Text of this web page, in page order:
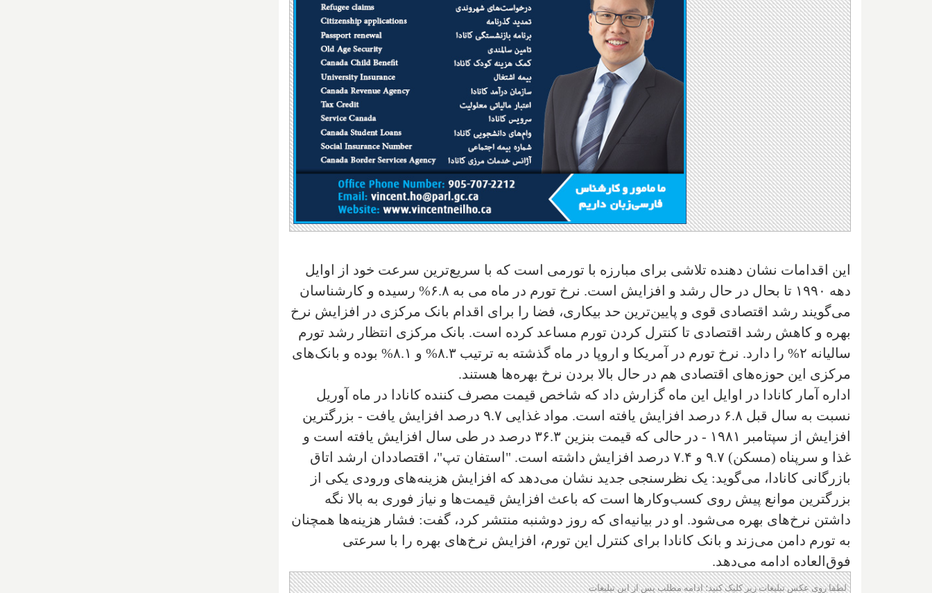
این اقدامات نشان دهنده تلاشی برای مبارزه با تورمی است که با سریع‌ترین سرعت خود از اوایل
دهه ۱۹۹۰ تا بحال در حال رشد و افزایش است. نرخ تورم در ماه می به ۶.۸% رسیده و کارشناسان
می‌گویند رشد اقتصادی قوی و پایین‌ترین حد بیکاری، فضا را برای اقدام بانک مرکزی در افزایش نرخ
بهره و کاهش رشد اقتصادی تا کنترل کردن تورم مساعد کرده است. بانک مرکزی انتظار رشد تورم
سالیانه ۲% را دارد. نرخ تورم در آمریکا و اروپا در ماه گذشته به ترتیب ۸.۳% و ۸.۱% بوده و بانک‌های
مرکزی این حوزه‌های اقتصادی هم در حال بالا بردن نرخ بهره‌ها هستند.
اداره آمار کانادا در اوایل این ماه گزارش داد که شاخص قیمت مصرف کننده کانادا در ماه آوریل
نسبت به سال قبل ۶.۸ درصد افزایش یافته است. مواد غذایی ۹.۷ درصد افزایش یافت - بزرگترین
افزایش از سپتامبر ۱۹۸۱ - در حالی که قیمت بنزین ۳۶.۳ درصد در طی سال افزایش یافته است و
غذا و سرپناه (مسکن) ۹.۷ و ۷.۴ درصد افزایش داشته است. "استفان تپ"، اقتصاددان ارشد اتاق
بازرگانی کانادا، می‌گوید: یک نظرسنجی جدید نشان می‌دهد که افزایش هزینه‌های ورودی یکی از
بزرگترین موانع پیش روی کسب‌وکارها است که باعث افزایش قیمت‌ها و نیاز فوری به بالا نگه
داشتن نرخ‌های بهره می‌شود. او در بیانیه‌ای که روز دوشنبه منتشر کرد، گفت: فشار هزینه‌ها همچنان
به تورم دامن می‌زند و بانک کانادا برای کنترل این تورم، افزایش نرخ‌های بهره را با سرعتی
فوق‌العاده ادامه می‌دهد.
لطفا روی عکس تبلیغات زیر کلیک کنید؛ ادامه مطلب پس از این تبلیغات